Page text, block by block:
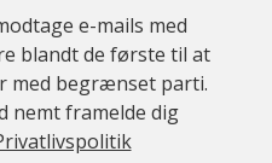
e-mails med
blandt de første til at
med begrænset parti.
nemt framelde dig